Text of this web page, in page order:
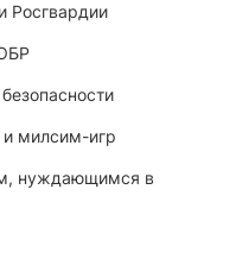
Росгвардии
и милсим-игр
нуждающимся в